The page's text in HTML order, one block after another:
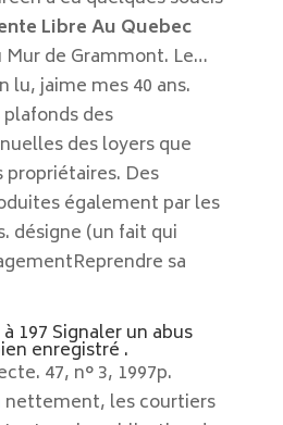
Libre Au Quebec
Mur de Grammont. Le…
lu, jaime mes 40 ans.
plafonds des
des loyers que
Des
également par les
désigne (un fait qui
sa
197 Signaler un abus
enregistré .
47, n° 3, 1997p.
nettement, les courtiers